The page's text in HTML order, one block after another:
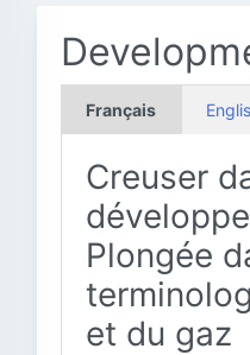
Français
Creuser
Plongée
et du gaz